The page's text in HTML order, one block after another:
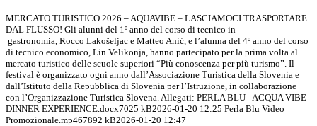
MERCATO TURISTICO 2026 – AQUAVIBE – LASCIAMOCI TRASPORTARE
DAL FLUSSO! Gli alunni del 1º anno del corso di tecnico in
gastronomia, Rocco Lakošeljac e Matteo Anić, e l’alunna del 4º anno del corso
di tecnico economico, Lin Velikonja, hanno partecipato per la prima volta al
mercato turistico delle scuole superiori “Più conoscenza per più turismo”. Il
festival è organizzato ogni anno dall’Associazione Turistica della Slovenia e
dall’Istituto della Repubblica di Slovenia per l’Istruzione, in collaborazione
con l’Organizzazione Turistica Slovena. Allegati: PERLA BLU - ACQUA VIBE
DINNER EXPERIENCE.docx7025 kB2026-01-20 12:25 Perla Blu Video
Promozionale.mp467892 kB2026-01-20 12:47